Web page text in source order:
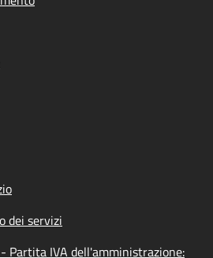
dei servizi
Partita IVA dell'amministrazione: